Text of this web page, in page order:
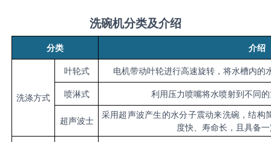
洗碗机分类及介绍
分类 介绍
洗涤方式
叶轮式 电机带动叶轮进行高速旋转，将水槽内的
喷淋式 利用压力喷嘴将水喷射到不同
超声波士
采用超声波产生的水分子震动来洗碗，结构
度快、寿命长，且具备